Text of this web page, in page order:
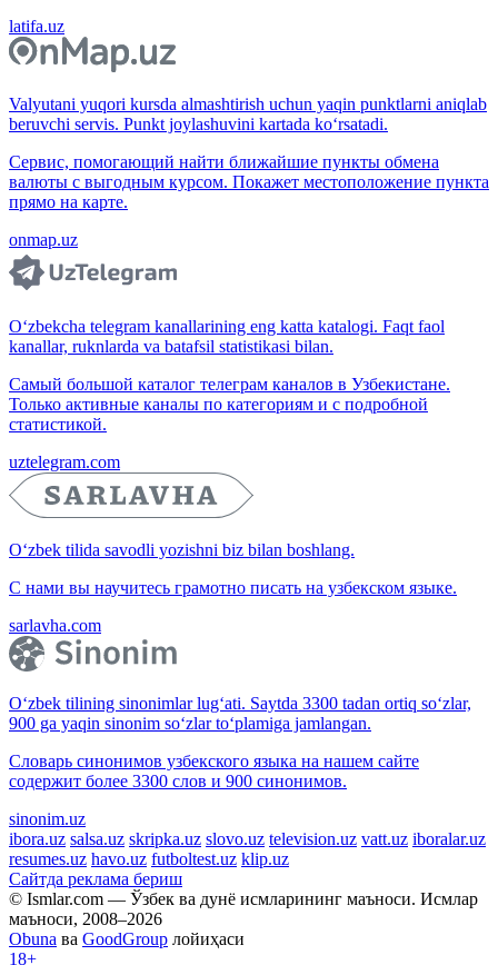
latifa.uz
Valyutani yuqori kursda almashtirish uchun yaqin punktlarni aniqlab
beruvchi servis. Punkt joylashuvini kartada ko‘rsatadi.
Сервис, помогающий найти ближайшие пункты обмена
валюты с выгодным курсом. Покажет местоположение пункта
прямо на карте.
onmap.uz
O‘zbekcha telegram kanallarining eng katta katalogi. Faqt faol
kanallar, ruknlarda va batafsil statistikasi bilan.
Самый большой каталог телеграм каналов в Узбекистане.
Только активные каналы по категориям и с подробной
статистикой.
uztelegram.com
O‘zbek tilida savodli yozishni biz bilan boshlang.
С нами вы научитесь грамотно писать на узбекском языке.
sarlavha.com
O‘zbek tilining sinonimlar lug‘ati. Saytda 3300 tadan ortiq so‘zlar,
900 ga yaqin sinonim so‘zlar to‘plamiga jamlangan.
Словарь синонимов узбекского языка на нашем сайте
содержит более 3300 слов и 900 синонимов.
sinonim.uz
ibora.uz salsa.uz skripka.uz slovo.uz television.uz vatt.uz iboralar.uz
resumes.uz havo.uz futboltest.uz klip.uz
Сайтда реклама бериш
© Ismlar.com — Ўзбек ва дунё исмларининг маъноси. Исмлар
маъноси, 2008–2026
Obuna ва GoodGroup лойиҳаси
18+